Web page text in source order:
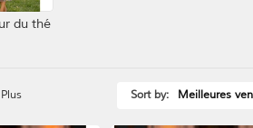
du thé
Sort by: Meilleures